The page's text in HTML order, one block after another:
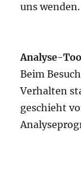
uns wenden.
Analyse-
Beim
Verhalten
geschieht